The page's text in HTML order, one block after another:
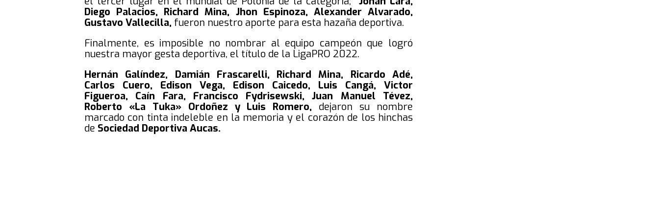
Diego Palacios, Richard Mina, Jhon Espinoza, Alexander Alvarado,
Gustavo Vallecilla, fueron nuestro aporte para esta hazaña deportiva.
Finalmente, es imposible no nombrar al equipo campeón que logró
nuestra mayor gesta deportiva, el título de la LigaPRO 2022.
Hernán Galíndez, Damián Frascarelli, Richard Mina, Ricardo Adé,
Carlos Cuero, Edison Vega, Edison Caicedo, Luis Cangá, Victor
Figueroa, Caín Fara, Francisco Fydrisewski, Juan Manuel Tévez,
Roberto «La Tuka» Ordoñez y Luis Romero, dejaron su nombre
marcado con tinta indeleble en la memoria y el corazón de los hinchas
de Sociedad Deportiva Aucas.